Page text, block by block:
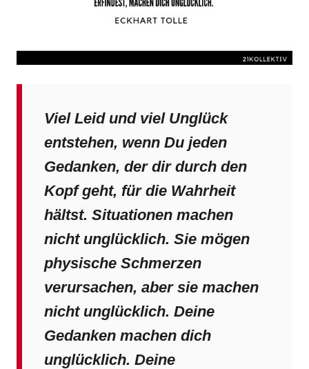
Viel Leid und viel Unglück
entstehen, wenn Du jeden
Gedanken, der dir durch den
Kopf geht, für die Wahrheit
hältst. Situationen machen
nicht unglücklich. Sie mögen
physische Schmerzen
verursachen, aber sie machen
nicht unglücklich. Deine
Gedanken machen dich
unglücklich. Deine